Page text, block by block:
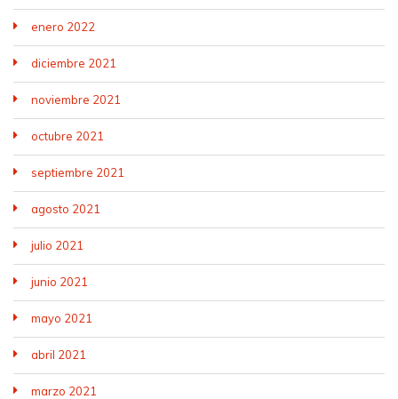
enero 2022
diciembre 2021
noviembre 2021
octubre 2021
septiembre 2021
agosto 2021
julio 2021
junio 2021
mayo 2021
abril 2021
marzo 2021